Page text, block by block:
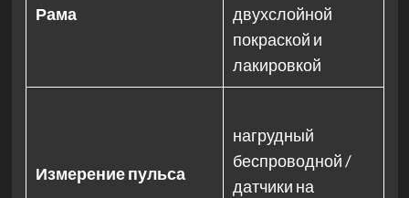
Рама
двухслойной
покраской и
лакировкой
Измерение пульса
нагрудный
беспроводной /
датчики на